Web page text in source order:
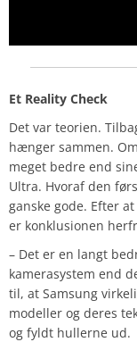
Et Reality Check
Det var teorien.
hænger sammen.
meget bedre end
Ultra. Hvoraf den
ganske gode. Efter
er konklusionen
– Det er en langt
kamerasystem end
til, at Samsung
modeller og deres
og fyldt hullerne ud.